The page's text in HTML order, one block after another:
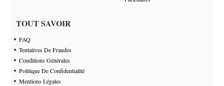
TOUT SAVOIR
FAQ
Tentatives De Fraudes
Conditions Générales
Politique De Confidentialité
Mentions Légales